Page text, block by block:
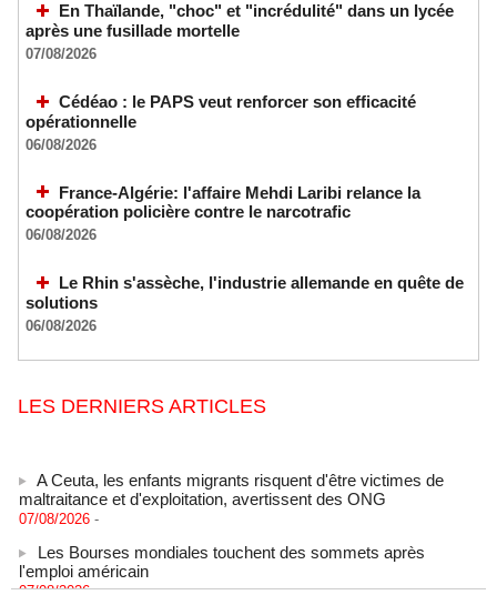
En Thaïlande, "choc" et "incrédulité" dans un lycée
après une fusillade mortelle
07/08/2026
Cédéao : le PAPS veut renforcer son efficacité
opérationnelle
06/08/2026
France-Algérie: l'affaire Mehdi Laribi relance la
coopération policière contre le narcotrafic
06/08/2026
Le Rhin s'assèche, l'industrie allemande en quête de
solutions
06/08/2026
LES DERNIERS ARTICLES
maltraitance et d'exploitation, avertissent des ONG
07/08/2026 -
l'emploi américain
07/08/2026 -